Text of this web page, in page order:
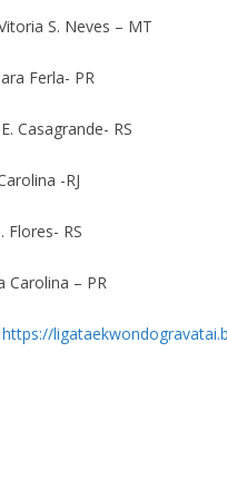
S. Neves – MT
Ferla- PR
Casagrande- RS
-RJ
Flores- RS
Carolina – PR
https://